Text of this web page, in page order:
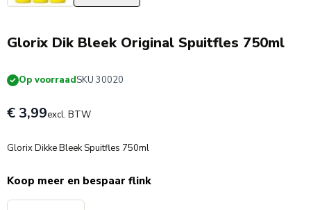
Glorix Dik Bleek Original Spuitfles 750ml
Op voorraadSKU 30020
€ 3,99excl. BTW
Glorix Dikke Bleek Spuitfles 750ml
Koop meer en bespaar flink